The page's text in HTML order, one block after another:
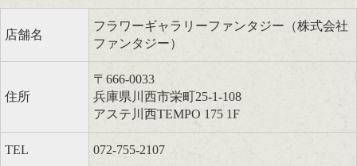
店舗名
フラワーギャラリーファンタジー（株式会社
ファンタジー）
住所
〒666-0033
兵庫県川西市栄町25-1-108
アステ川西TEMPO 175 1F
TEL 072-755-2107